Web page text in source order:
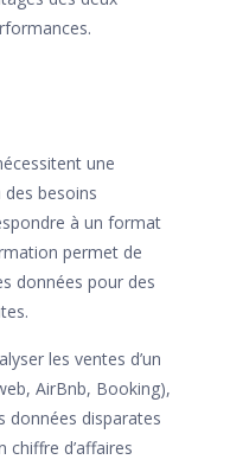
une
besoins
à un format
permet de
données pour des
les ventes d’un
AirBnb, Booking),
données disparates
d’affaires